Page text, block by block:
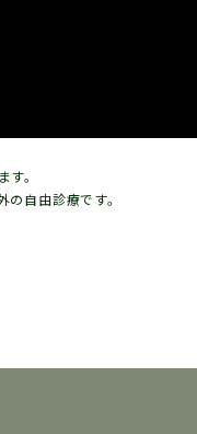
。
自由診療です。